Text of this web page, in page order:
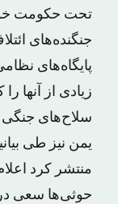
تحت حکومت خود
جنگنده‌های
پایگاه‌های
زیادی از آنها
سلاح‌های جنگی
یمن نیز طی
منتشر کرد
حوثی‌ها سعی در